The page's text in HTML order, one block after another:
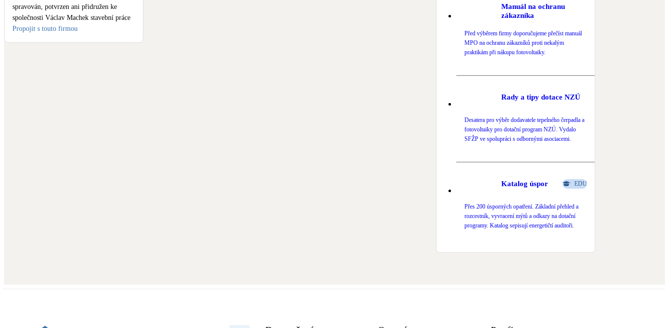
Větrné elektrárny
Malé i velké turbíny
spravován, potvrzen ani přidružen ke
společnosti Václav Machek stavební práce
Propojit s touto firmou
Manuál na ochranu
zákazníka
Před výběrem firmy doporučujeme přečíst manuál
MPO na ochranu zákazníků proti nekalým
praktikám při nákupu fotovoltaiky.
Rady a tipy dotace NZÚ
Desatera pro výběr dodavatele tepelného čerpadla a
fotovoltaiky pro dotační program NZÚ. Vydalo
SFŽP ve spolupráci s odbornými asociacemi.
Katalog úspor EDU
Přes 200 úsporných opatření. Základní přehled a
rozcestník, vyvracení mýtů a odkazy na dotační
programy. Katalog sepisují energetičtí auditoři.